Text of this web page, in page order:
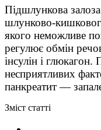
Підшлункова
шлунково-
якого неможливе
регулює обмін
інсулін і
несприятливих
панкреатит —
Зміст статті